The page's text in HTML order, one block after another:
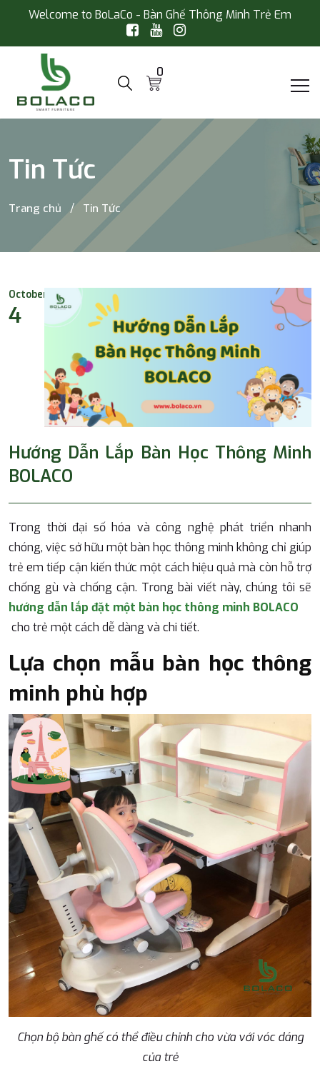
Welcome to BoLaCo - Bàn Ghế Thông Minh Trẻ Em
0
Tin Tức
Trang chủ Tin Tức
October
4
Hướng Dẫn Lắp Bàn Học Thông Minh
BOLACO
Trong thời đại số hóa và công nghệ phát triển nhanh
chóng, việc sở hữu một bàn học thông minh không chỉ giúp
trẻ em tiếp cận kiến thức một cách hiệu quả mà còn hỗ trợ
chống gù và chống cận. Trong bài viết này, chúng tôi sẽ
hướng dẫn lắp đặt một bàn học thông minh BOLACO
cho trẻ một cách dễ dàng và chi tiết.
Lựa chọn mẫu bàn học thông
minh phù hợp
Chọn bộ bàn ghế có thể điều chỉnh cho vừa với vóc dáng
của trẻ